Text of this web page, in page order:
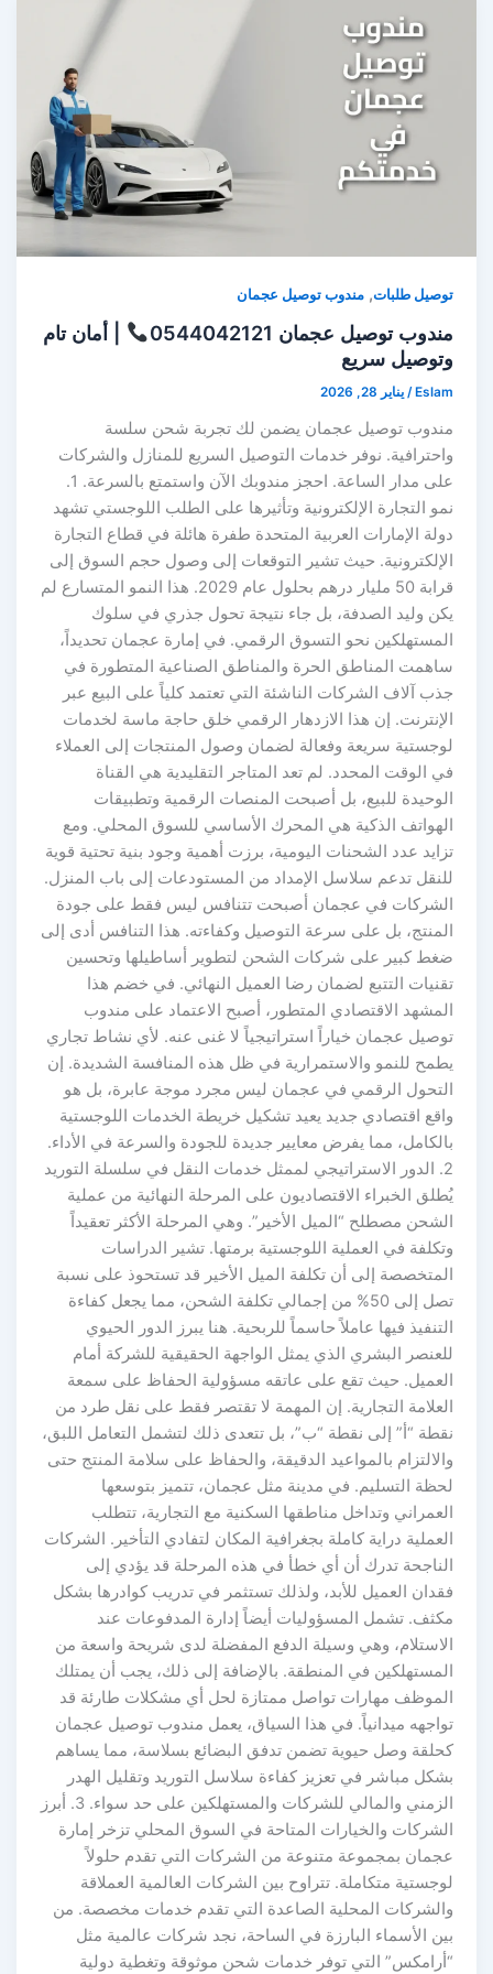
توصيل طلبات,مندوب توصيل عجمان
مندوب توصيل عجمان 0544042121
| أمان تام
وتوصيل سريع
Eslam
/يناير 28, 2026
مندوب توصيل عجمان يضمن لك تجربة شحن سلسة
واحترافية. نوفر خدمات التوصيل السريع للمنازل والشركات
على مدار الساعة. احجز مندوبك الآن واستمتع بالسرعة. 1.
نمو التجارة الإلكترونية وتأثيرها على الطلب اللوجستي تشهد
دولة الإمارات العربية المتحدة طفرة هائلة في قطاع التجارة
الإلكترونية. حيث تشير التوقعات إلى وصول حجم السوق إلى
قرابة 50 مليار درهم بحلول عام 2029. هذا النمو المتسارع لم
يكن وليد الصدفة، بل جاء نتيجة تحول جذري في سلوك
المستهلكين نحو التسوق الرقمي. في إمارة عجمان تحديداً،
ساهمت المناطق الحرة والمناطق الصناعية المتطورة في
جذب آلاف الشركات الناشئة التي تعتمد كلياً على البيع عبر
الإنترنت. إن هذا الازدهار الرقمي خلق حاجة ماسة لخدمات
لوجستية سريعة وفعالة لضمان وصول المنتجات إلى العملاء
في الوقت المحدد. لم تعد المتاجر التقليدية هي القناة
الوحيدة للبيع، بل أصبحت المنصات الرقمية وتطبيقات
الهواتف الذكية هي المحرك الأساسي للسوق المحلي. ومع
تزايد عدد الشحنات اليومية، برزت أهمية وجود بنية تحتية قوية
للنقل تدعم سلاسل الإمداد من المستودعات إلى باب المنزل.
الشركات في عجمان أصبحت تتنافس ليس فقط على جودة
المنتج، بل على سرعة التوصيل وكفاءته. هذا التنافس أدى إلى
ضغط كبير على شركات الشحن لتطوير أساطيلها وتحسين
تقنيات التتبع لضمان رضا العميل النهائي. في خضم هذا
المشهد الاقتصادي المتطور، أصبح الاعتماد على مندوب
توصيل عجمان خياراً استراتيجياً لا غنى عنه. لأي نشاط تجاري
يطمح للنمو والاستمرارية في ظل هذه المنافسة الشديدة. إن
التحول الرقمي في عجمان ليس مجرد موجة عابرة، بل هو
واقع اقتصادي جديد يعيد تشكيل خريطة الخدمات اللوجستية
بالكامل، مما يفرض معايير جديدة للجودة والسرعة في الأداء.
2. الدور الاستراتيجي لممثل خدمات النقل في سلسلة التوريد
يُطلق الخبراء الاقتصاديون على المرحلة النهائية من عملية
الشحن مصطلح “الميل الأخير”. وهي المرحلة الأكثر تعقيداً
وتكلفة في العملية اللوجستية برمتها. تشير الدراسات
المتخصصة إلى أن تكلفة الميل الأخير قد تستحوذ على نسبة
تصل إلى 50% من إجمالي تكلفة الشحن، مما يجعل كفاءة
التنفيذ فيها عاملاً حاسماً للربحية. هنا يبرز الدور الحيوي
للعنصر البشري الذي يمثل الواجهة الحقيقية للشركة أمام
العميل. حيث تقع على عاتقه مسؤولية الحفاظ على سمعة
العلامة التجارية. إن المهمة لا تقتصر فقط على نقل طرد من
نقطة “أ” إلى نقطة “ب”، بل تتعدى ذلك لتشمل التعامل اللبق،
والالتزام بالمواعيد الدقيقة، والحفاظ على سلامة المنتج حتى
لحظة التسليم. في مدينة مثل عجمان، تتميز بتوسعها
العمراني وتداخل مناطقها السكنية مع التجارية، تتطلب
العملية دراية كاملة بجغرافية المكان لتفادي التأخير. الشركات
الناجحة تدرك أن أي خطأ في هذه المرحلة قد يؤدي إلى
فقدان العميل للأبد، ولذلك تستثمر في تدريب كوادرها بشكل
مكثف. تشمل المسؤوليات أيضاً إدارة المدفوعات عند
الاستلام، وهي وسيلة الدفع المفضلة لدى شريحة واسعة من
المستهلكين في المنطقة. بالإضافة إلى ذلك، يجب أن يمتلك
الموظف مهارات تواصل ممتازة لحل أي مشكلات طارئة قد
تواجهه ميدانياً. في هذا السياق، يعمل مندوب توصيل عجمان
كحلقة وصل حيوية تضمن تدفق البضائع بسلاسة، مما يساهم
بشكل مباشر في تعزيز كفاءة سلاسل التوريد وتقليل الهدر
الزمني والمالي للشركات والمستهلكين على حد سواء. 3. أبرز
الشركات والخيارات المتاحة في السوق المحلي تزخر إمارة
عجمان بمجموعة متنوعة من الشركات التي تقدم حلولاً
لوجستية متكاملة. تتراوح بين الشركات العالمية العملاقة
والشركات المحلية الصاعدة التي تقدم خدمات مخصصة. من
بين الأسماء البارزة في الساحة، نجد شركات عالمية مثل
“أرامكس” التي توفر خدمات شحن موثوقة وتغطية دولية